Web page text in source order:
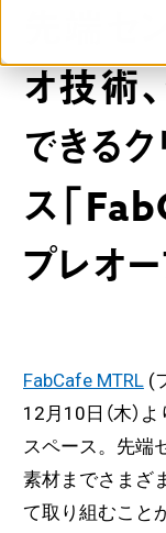
先端
オ技術
できる
ス「
プレオ
FabCafe MTRL(
12月10日（木）
スペース。先端
素材までさまざ
て取り組むこと